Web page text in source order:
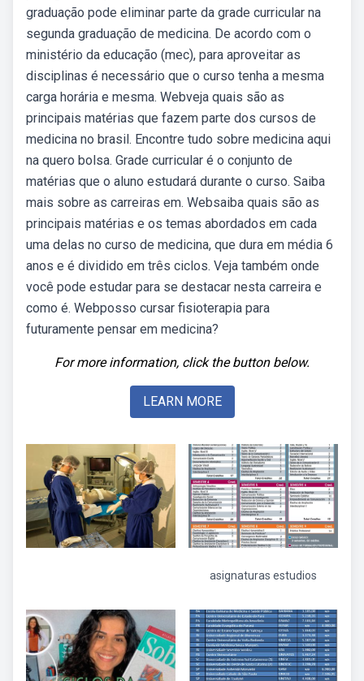
graduação pode eliminar parte da grade curricular na
segunda graduação de medicina. De acordo com o
ministério da educação (mec), para aproveitar as
disciplinas é necessário que o curso tenha a mesma
carga horária e mesma. Webveja quais são as
principais matérias que fazem parte dos cursos de
medicina no brasil. Encontre tudo sobre medicina aqui
na quero bolsa. Grade curricular é o conjunto de
matérias que o aluno estudará durante o curso. Saiba
mais sobre as carreiras em. Websaiba quais são as
principais matérias e os temas abordados em cada
uma delas no curso de medicina, que dura em média 6
anos e é dividido em três ciclos. Veja também onde
você pode estudar para se destacar nesta carreira e
como é. Webposso cursar fisioterapia para
futuramente pensar em medicina?
For more information, click the button below.
LEARN MORE
asignaturas estudios